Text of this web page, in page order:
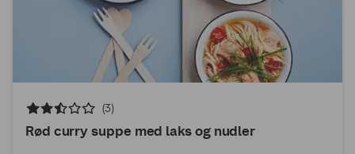
(3)
Rød curry suppe med laks og nudler